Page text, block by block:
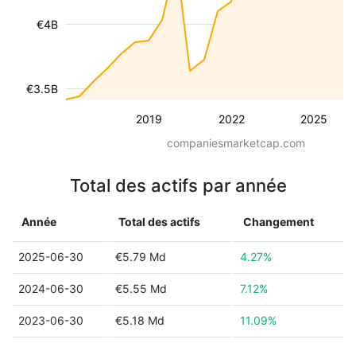
2019 2022 2025
€3.5B
€4B
companiesmarketcap.com
Total des actifs par année
Année Total des actifs Changement
2025-06-30 €5.79 Md 4.27%
2024-06-30 €5.55 Md 7.12%
2023-06-30 €5.18 Md 11.09%